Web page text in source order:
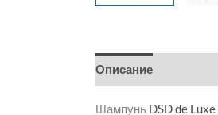
Описание
Шампунь DSD de Luxe